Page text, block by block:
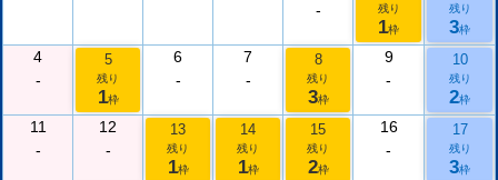
-
残り
1枠
残り
3枠
4
-
5
残り
1枠
6
-
7
-
8
残り
3枠
9
-
10
残り
2枠
11
-
12
-
13
残り
1枠
14
残り
1枠
15
残り
2枠
16
-
17
残り
3枠